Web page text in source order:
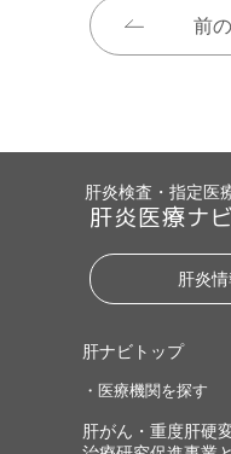
前
肝炎検査・指定医
肝炎医療ナ
肝炎
肝ナビトップ
・医療機関を探す
肝がん・重度肝硬